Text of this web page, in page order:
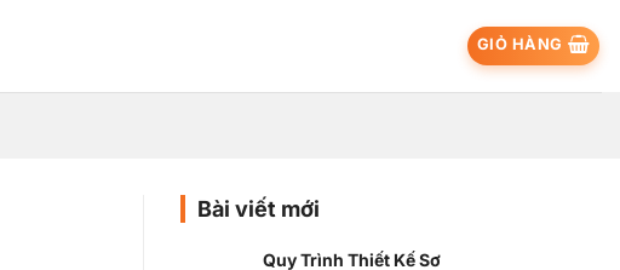
GIỎ HÀNG
Bài viết mới
Quy Trình Thiết Kế Sơ